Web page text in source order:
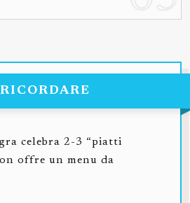
celebra 2-3 “piatti
offre un menu da